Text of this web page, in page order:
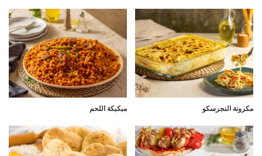
مكرونة النجرسكو مبكبكة اللحم